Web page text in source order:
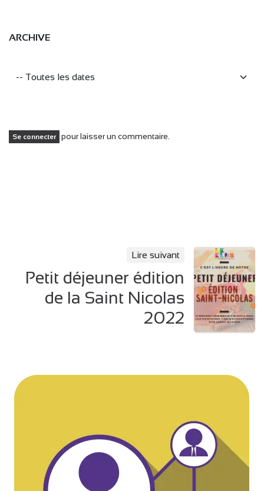
ARCHIVE
Se connecter pour laisser un commentaire.
Lire suivant
Petit déjeuner édition
de la Saint Nicolas
2022